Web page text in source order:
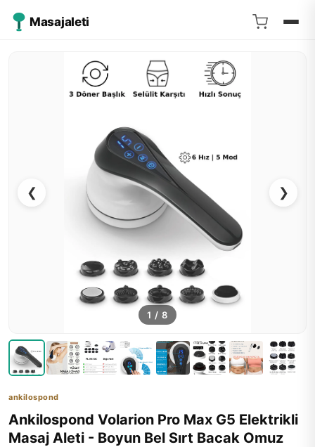
Masajaleti
❮ ❯
1 / 8
ankilospond
Ankilospond Volarion Pro Max G5 Elektrikli
Masaj Aleti - Boyun Bel Sırt Bacak Omuz